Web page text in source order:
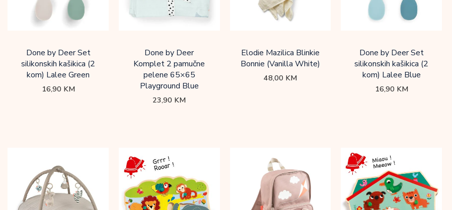
Done by Deer Set
silikonskih kašikica (2
kom) Lalee Green
16,90 KM
Done by Deer
Komplet 2 pamučne
pelene 65×65
Playground Blue
23,90 KM
Elodie Mazilica Blinkie
Bonnie (Vanilla White)
48,00 KM
Done by Deer Set
silikonskih kašikica (2
kom) Lalee Blue
16,90 KM